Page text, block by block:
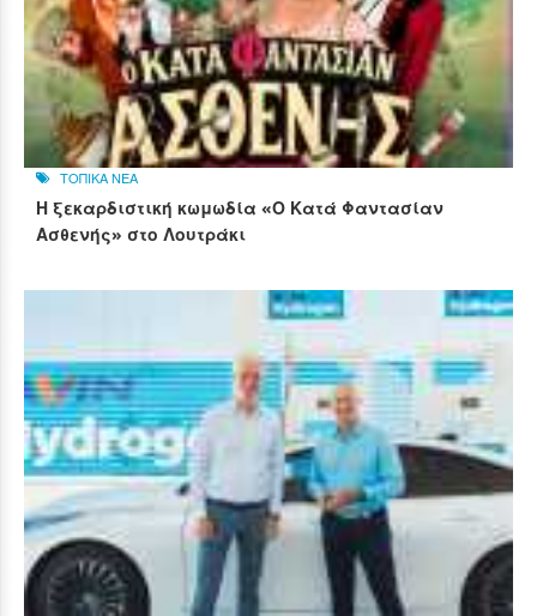
ΤΟΠΙΚΑ ΝΕΑ
Η ξεκαρδιστική κωμωδία «Ο Κατά Φαντασίαν
Ασθενής» στο Λουτράκι